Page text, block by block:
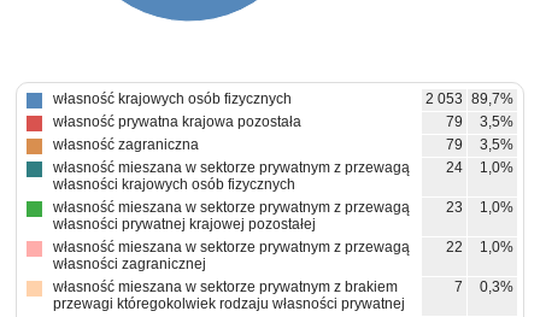
własność krajowych osób fizycznych 2 053 89,7%
własność prywatna krajowa pozostała
79
3,5%
własność zagraniczna
79
3,5%
własność mieszana w sektorze prywatnym z przewagą
własności krajowych osób fizycznych
24 1,0%
własność mieszana w sektorze prywatnym z przewagą
własności prywatnej krajowej pozostałej
23 1,0%
własność mieszana w sektorze prywatnym z przewagą
własności zagranicznej
22 1,0%
własność mieszana w sektorze prywatnym z brakiem
przewagi któregokolwiek rodzaju własności prywatnej
7 0,3%